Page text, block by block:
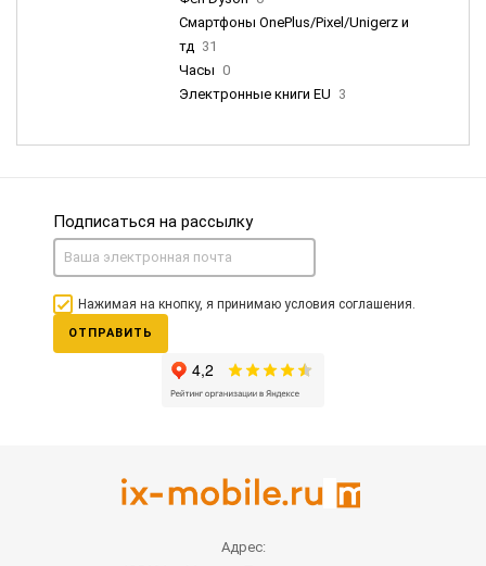
Смартфоны OnePlus/Pixel/Unigerz и
тд 31
Часы 0
Электронные книги EU 3
Подписаться на рассылку
Нажимая на кнопку, я принимаю условия соглашения.
ОТПРАВИТЬ
Адрес: